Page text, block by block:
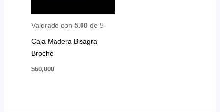
Valorado con 5.00de 5
Caja Madera Bisagra
Broche
$60,000